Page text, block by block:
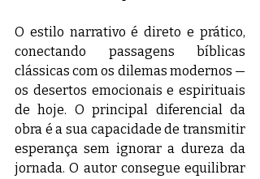
O estilo narrativo é direto e prático,
conectando passagens bíblicas
clássicas com os dilemas modernos —
os desertos emocionais e espirituais
de hoje. O principal diferencial da
obra é a sua capacidade de transmitir
esperança sem ignorar a dureza da
jornada. O autor consegue equilibrar